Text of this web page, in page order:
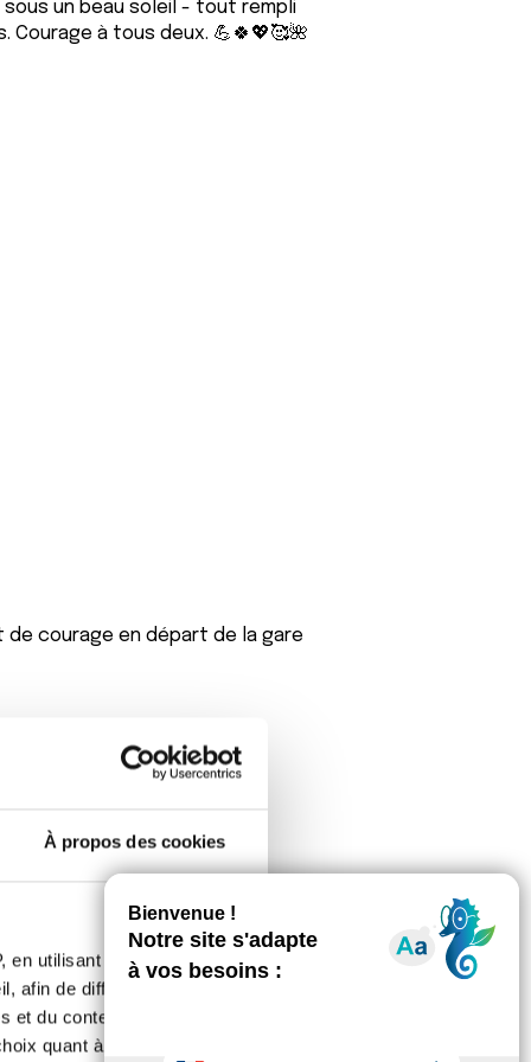
À propos des cookies
en utilisant des
afin de diffuser des
du contenu, ainsi que de
quant à l'utilisation de
un beau soleil - tout rempli
à tous deux. 💪🍀💖🥰🌺
de courage en départ de la gare
car tu étais là à l'hôpital de Pau, il
et que tout va bien pour